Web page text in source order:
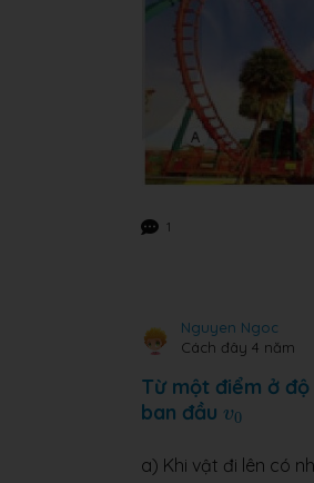
1
Nguyen Ngoc
Cách đây 4 năm
Từ một điểm ở
ban đầu v0
v0
a) Khi vật đi lên có